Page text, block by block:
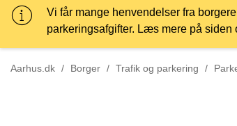
Vi får mange henvendelser fra
parkeringsafgifter. Læs mere på siden
Aarhus.dk / Borger / Trafik og parkering /